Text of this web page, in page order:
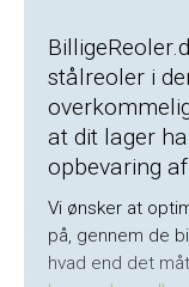
stålreoler i
at dit lager
opbevaring
Vi ønsker at
på, gennem de
hvad end det